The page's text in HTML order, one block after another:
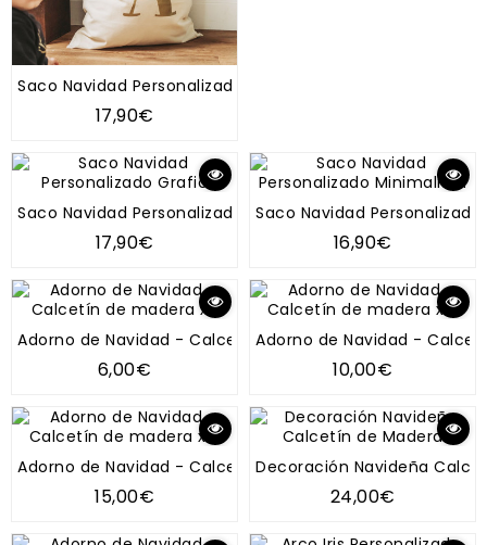
Saco Navidad Personalizado Inicial Reno
17,90€
Saco Navidad Personalizado Grafic
17,90€
Saco Navidad
16,90€
Adorno de Navidad - Calcetín de madera x 1
6,00€
Adorno de Navidad -
10,00€
Adorno de Navidad - Calcetín de madera x 3
15,00€
Decoración Navideña
24,00€